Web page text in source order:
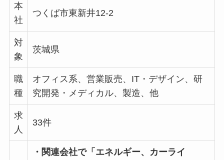
本
社
つくば市東新井12-2
対
象
茨城県
職
種
オフィス系、営業販売、IT・デザイン、研
究開発・メディカル、製造、他
求
人
33件
・関連会社で「エネルギー、カーライ